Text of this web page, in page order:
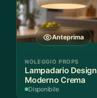
Anteprima
NOLEGGIO PROPS
Lampadario Design
Moderno Crema
Disponibile